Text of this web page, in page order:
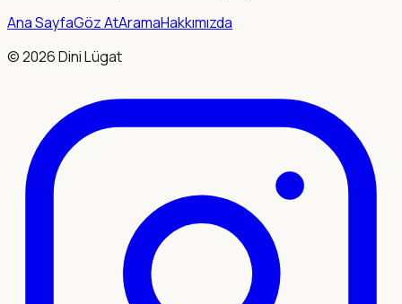
Ana SayfaGöz AtAramaHakkımızda
©2026Dini Lügat